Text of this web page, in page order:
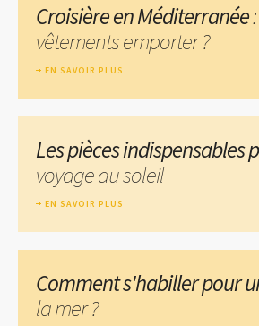
Croisière en Méditerranée:
vêtements emporter ?
EN SAVOIR PLUS
Les pièces indispensables
voyage au soleil
EN SAVOIR PLUS
Comment s'habiller pour
la mer ?